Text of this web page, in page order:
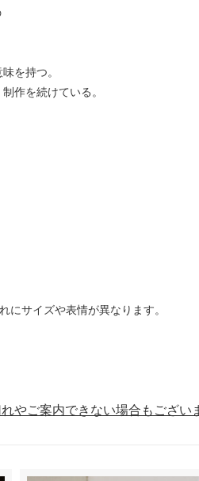
を持つ。
作を続けている。
サイズや表情が異なります。
やご案内できない場合もござい